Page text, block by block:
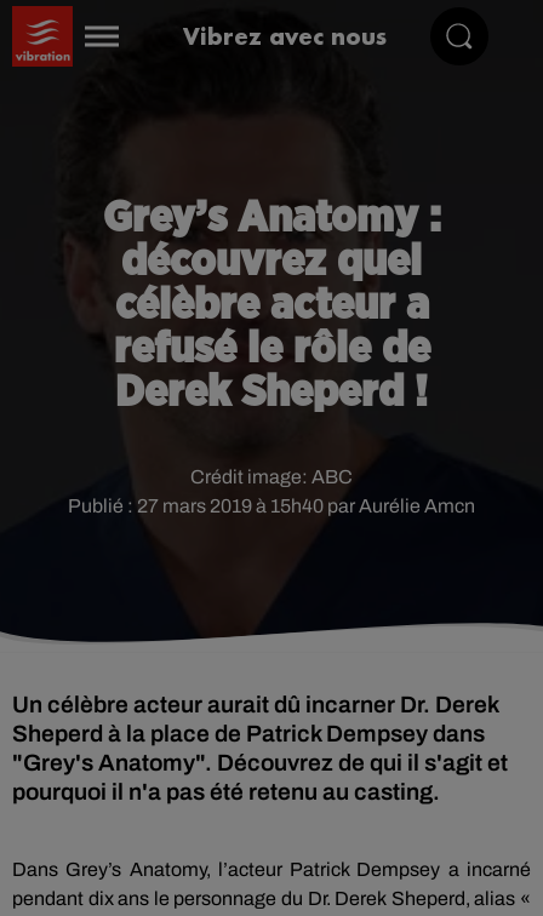
Vibrez avec nous
Grey’s Anatomy :
découvrez quel
célèbre acteur a
refusé le rôle de
Derek Sheperd !
Publié : 27 mars 2019 à 15h40 par Aurélie Amcn
Crédit image: ABC
Un célèbre acteur aurait dû incarner Dr. Derek
Sheperd à la place de Patrick Dempsey dans
"Grey's Anatomy". Découvrez de qui il s'agit et
pourquoi il n'a pas été retenu au casting.
Dans Grey’s Anatomy, l’acteur Patrick Dempsey a incarné
pendant dix ans le personnage du Dr. Derek Sheperd, alias «